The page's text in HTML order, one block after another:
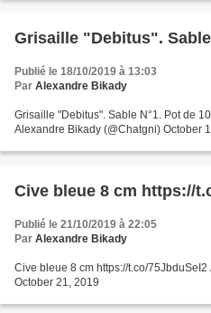
Grisaille "Debitus". Sable
Publié le 18/10/2019 à 13:03
Par Alexandre Bikady
Grisaille "Debitus". Sable N°1. Pot de
Alexandre Bikady (@Chatgni) October
Cive bleue 8 cm https://
Publié le 21/10/2019 à 22:05
Par Alexandre Bikady
Cive bleue 8 cm https://t.co/
October 21, 2019